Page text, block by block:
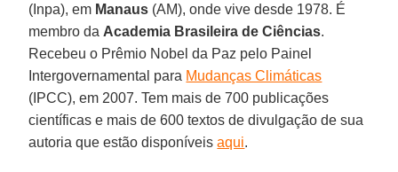
(Inpa), em Manaus (AM), onde vive desde 1978. É
membro da Academia Brasileira de Ciências.
Recebeu o Prêmio Nobel da Paz pelo Painel
Intergovernamental para Mudanças Climáticas
(IPCC), em 2007. Tem mais de 700 publicações
científicas e mais de 600 textos de divulgação de sua
autoria que estão disponíveisaqui.